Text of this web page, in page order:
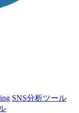
SNS分析ツール